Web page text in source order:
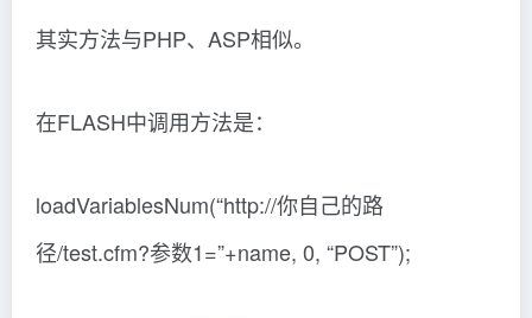
其实方法与PHP、ASP相似。
在FLASH中调用方法是：
loadVariablesNum(“http://你自己的路
径/test.cfm?参数1=”+name, 0, “POST”);